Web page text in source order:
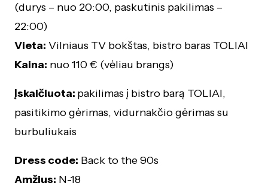
(durys – nuo 20:00, paskutinis pakilimas –
22:00)
Vieta: Vilniaus TV bokštas, bistro baras TOLIAI
Kaina: nuo 110 € (vėliau brangs)
Įskaičiuota: pakilimas į bistro barą TOLIAI,
pasitikimo gėrimas, vidurnakčio gėrimas su
burbuliukais
Dress code: Back to the 90s
Amžius: N-18